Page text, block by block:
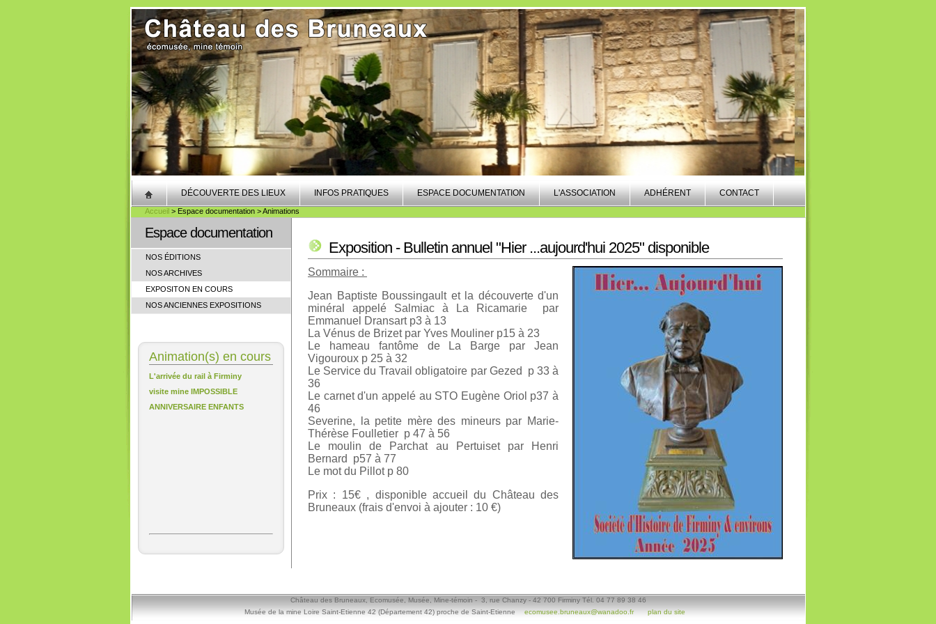
DÉCOUVERTE DES LIEUX INFOS PRATIQUES ESPACE DOCUMENTATION L'ASSOCIATION ADHÉRENT CONTACT
Accueil > Espace documentation > Animations
Espace documentation
NOS ÉDITIONS
NOS ARCHIVES
EXPOSITON EN COURS
NOS ANCIENNES EXPOSITIONS
Animation(s) en cours
L'arrivée du rail à Firminy
visite mine IMPOSSIBLE
ANNIVERSAIRE ENFANTS
Exposition - Bulletin annuel "Hier ...aujourd'hui 2025" disponible
Sommaire :
Jean Baptiste Boussingault et la découverte d'un
minéral appelé Salmiac à La Ricamarie par
Emmanuel Dransart p3 à 13
La Vénus de Brizet par Yves Mouliner p15 à 23
Le hameau fantôme de La Barge par Jean
Vigouroux p 25 à 32
Le Service du Travail obligatoire par Gezed p 33 à
36
Le carnet d'un appelé au STO Eugène Oriol p37 à
46
Severine, la petite mère des mineurs par Marie-
Thérèse Foulletier p 47 à 56
Le moulin de Parchat au Pertuiset par Henri
Bernard p57 à 77
Le mot du Pillot p 80
Prix : 15€ , disponible accueil du Château des
Bruneaux (frais d'envoi à ajouter : 10 €)
Château des Bruneaux, Ecomusée, Musée, Mine-témoin - 3, rue Chanzy - 42 700 Firminy Tél. 04 77 89 38 46
Musée de la mine Loire Saint-Etienne 42 (Département 42) proche de Saint-Etienne
ecomusee.bruneaux@wanadoo.fr plan du site